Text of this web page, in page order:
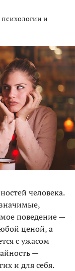
психологии и
человека.
поведение —
ценой, а
с ужасом
—
и для себя.